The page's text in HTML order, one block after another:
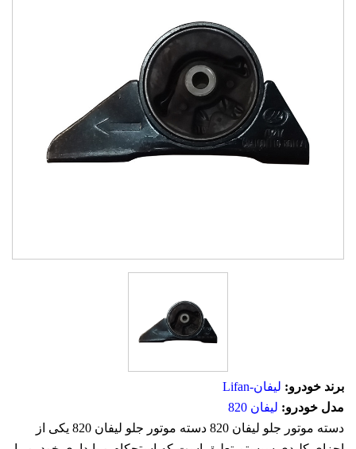
برند خودرو: لیفان-Lifan
مدل خودرو: لیفان 820
دسته موتور جلو لیفان 820 دسته موتور جلو لیفان 820 یکی از